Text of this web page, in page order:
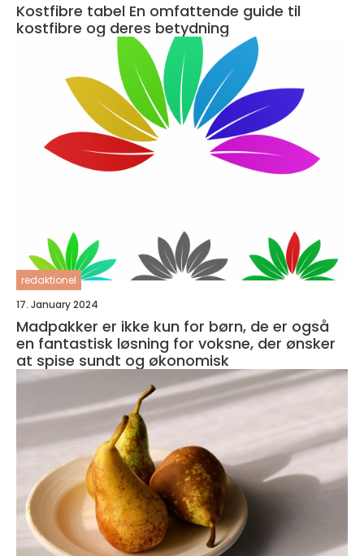
Kostfibre tabel En omfattende guide til
kostfibre og deres betydning
redaktionel
17. January 2024
Madpakker er ikke kun for børn, de er også
en fantastisk løsning for voksne, der ønsker
at spise sundt og økonomisk